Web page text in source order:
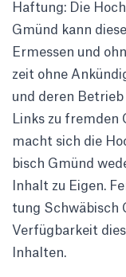
Haftung: Die
Gmünd kann
Ermessen und
zeit ohne
und deren
Links zu fremden
macht sich die
bisch Gmünd
Inhalt zu Eigen.
tung Schwä­bisch
Verfüg­bar­keit
Inhalten.